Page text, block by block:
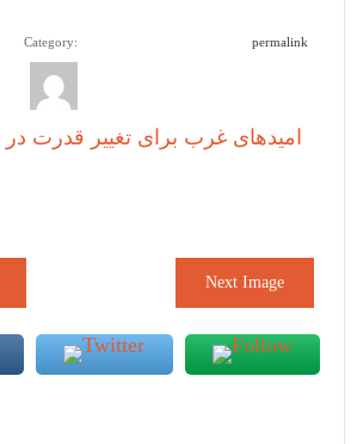
Category: permalink
Next Image